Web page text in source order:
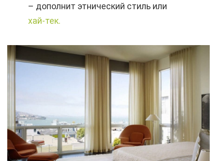
– дополнит этнический стиль или
хай-тек.